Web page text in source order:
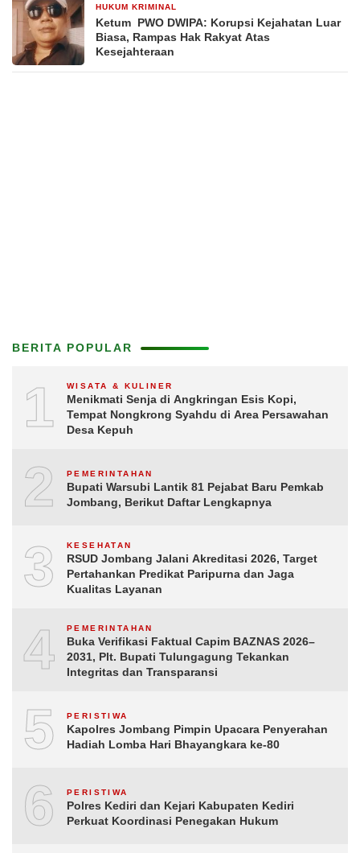
HUKUM KRIMINAL
Ketum PWO DWIPA: Korupsi Kejahatan Luar
Biasa, Rampas Hak Rakyat Atas
Kesejahteraan
BERITA POPULAR
1 WISATA & KULINER
Menikmati Senja di Angkringan Esis Kopi,
Tempat Nongkrong Syahdu di Area Persawahan
Desa Kepuh
2 PEMERINTAHAN
Bupati Warsubi Lantik 81 Pejabat Baru Pemkab
Jombang, Berikut Daftar Lengkapnya
3 KESEHATAN
RSUD Jombang Jalani Akreditasi 2026, Target
Pertahankan Predikat Paripurna dan Jaga
Kualitas Layanan
4 PEMERINTAHAN
Buka Verifikasi Faktual Capim BAZNAS 2026–
2031, Plt. Bupati Tulungagung Tekankan
Integritas dan Transparansi
5 PERISTIWA
Kapolres Jombang Pimpin Upacara Penyerahan
Hadiah Lomba Hari Bhayangkara ke-80
6 PERISTIWA
Polres Kediri dan Kejari Kabupaten Kediri
Perkuat Koordinasi Penegakan Hukum